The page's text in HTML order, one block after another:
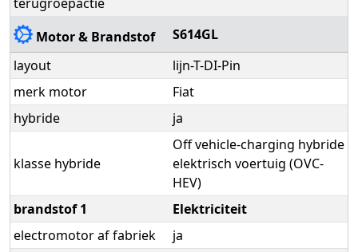
Motor & Brandstof
S614GL
layout
lijn-T-DI-Pin
merk motor
Fiat
hybride
ja
klasse hybride
Off vehicle-charging hybride
elektrisch voertuig (OVC-
HEV)
brandstof 1
Elektriciteit
electromotor af fabriek
ja